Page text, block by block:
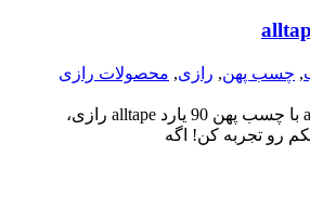
, چسب پهن, رازی, محصولات رازی
چسب پهن 90 یارد alltape با چسب پهن 90 یارد alltape رازی،
رو تجربه کن! اگه